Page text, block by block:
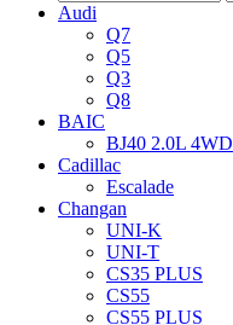
Audi
Q7
Q5
Q3
Q8
BAIC
BJ40 2.0L 4WD
Cadillac
Escalade
Changan
UNI-K
UNI-T
CS35 PLUS
CS55
CS55 PLUS